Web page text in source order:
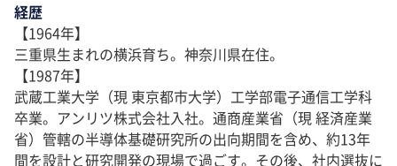
経歴
【1964年】
三重県生まれの横浜育ち。神奈川県在住。
【1987年】
武蔵工業大学（現 東京都市大学）工学部電子通信工学科
卒業。アンリツ株式会社入社。通商産業省（現 経済産業
省）管轄の半導体基礎研究所の出向期間を含め、約13年
間を設計と研究開発の現場で過ごす。その後、社内選抜に